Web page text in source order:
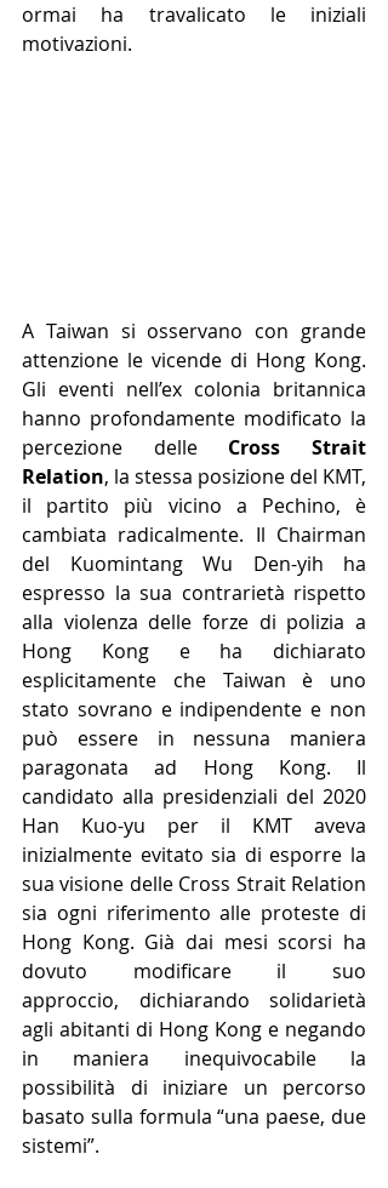
ormai ha travalicato le iniziali
motivazioni.
A Taiwan si osservano con grande
attenzione le vicende di Hong Kong.
Gli eventi nell’ex colonia britannica
hanno profondamente modificato la
percezione delle Cross Strait
Relation, la stessa posizione del KMT,
il partito più vicino a Pechino, è
cambiata radicalmente. Il Chairman
del Kuomintang Wu Den-yih ha
espresso la sua contrarietà rispetto
alla violenza delle forze di polizia a
Hong Kong e ha dichiarato
esplicitamente che Taiwan è uno
stato sovrano e indipendente e non
può essere in nessuna maniera
paragonata ad Hong Kong. Il
candidato alla presidenziali del 2020
Han Kuo-yu per il KMT aveva
inizialmente evitato sia di esporre la
sua visione delle Cross Strait Relation
sia ogni riferimento alle proteste di
Hong Kong. Già dai mesi scorsi ha
dovuto modificare il suo
approccio, dichiarando solidarietà
agli abitanti di Hong Kong e negando
in maniera inequivocabile la
possibilità di iniziare un percorso
basato sulla formula “una paese, due
sistemi”.